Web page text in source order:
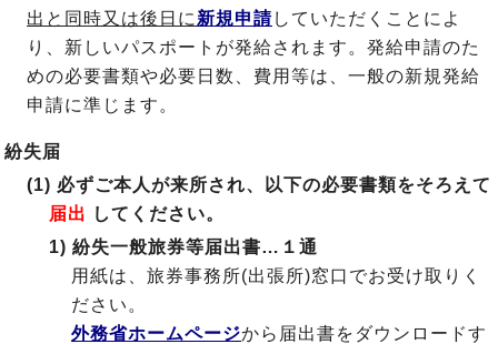
出と同時又は後日に 新規申請していただくことによ
り、新しいパスポートが発給されます。発給申請のた
めの必要書類や必要日数、費用等は、一般の新規発給
申請に準じます。
紛失届
(1) 必ずご本人が来所され、以下の必要書類をそろえて
届出 してください。
1) 紛失一般旅券等届出書…１通
用紙は、旅券事務所(出張所)窓口でお受け取りく
ださい。
外務省ホームページから届出書をダウンロードす